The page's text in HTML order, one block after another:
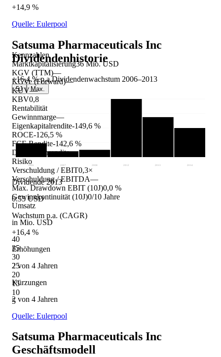
Kennzahlen
Marktkapitalisierung36 Mio. USD
KGV (TTM)—
KGVe (Forward)—
KUV—
KBV0,8
Rentabilität
Gewinnmarge—
Eigenkapitalrendite-149,6 %
ROCE-126,5 %
FCF-Rendite-142,6 %
Dividendenrendite—
Risiko
Verschuldung / EBIT0,3×
Verschuldung / EBITDA—
Max. Drawdown EBIT (10J)0,0 %
Gewinnkontinuität (10J)0/10 Jahre
Umsatz
in Mio. USD
40
35
30
25
20
15
10
5
+14,9 %
Quelle: Eulerpool
Satsuma Pharmaceuticals Inc
Dividendenhistorie
+16,4 % p.a.Dividendenwachstum 2006–2013
5J Max.
2006 2007 2008 2012 2013 2014
Dividende 2013
0.55 USD
Wachstum p.a. (CAGR)
+16,4 %
Erhöhungen
2 von 4 Jahren
Kürzungen
2 von 4 Jahren
Quelle: Eulerpool
Satsuma Pharmaceuticals Inc
Geschäftsmodell